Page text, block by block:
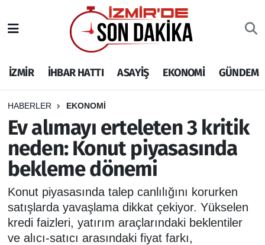
İZMİR İHBAR HATTI ASAYİŞ EKONOMİ GÜNDEM
HABERLER EKONOMİ
Ev alımayı erteleten 3 kritik
neden: Konut piyasasında
bekleme dönemi
Konut piyasasında talep canlılığını korurken
satışlarda yavaşlama dikkat çekiyor. Yükselen
kredi faizleri, yatırım araçlarındaki beklentiler
ve alıcı-satıcı arasındaki fiyat farkı,
İHBAR HATTI
DEPREM
GENEL
EKONOMİ
SİYASET
SPOR
İzmir Nöbetçi Eczaneler
İzmir Hava Durumu
İzmir Namaz Vakitleri
İzmir Trafik Yoğunluk Haritası
Puan Durumu ve Fikstür
Tüm Manşetler
Son Dakika Haberleri